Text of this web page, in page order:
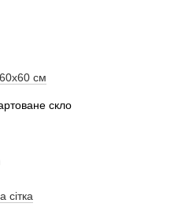
см
скло
сітка